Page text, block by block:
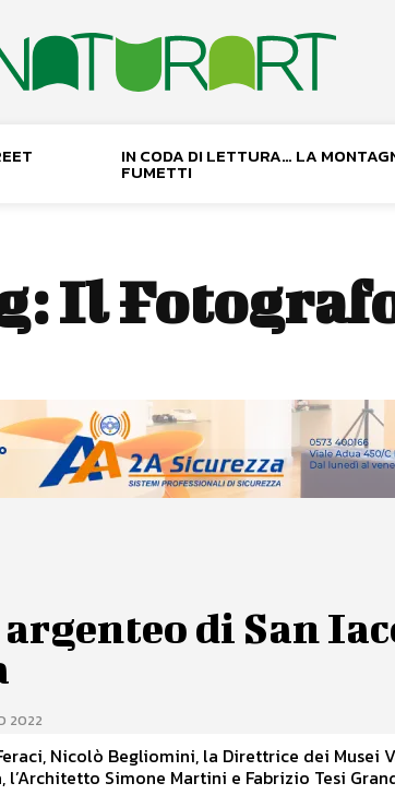
IN CODA DI LETTURA… LA
FUMETTI
Il
di San
2022
Nicolò Begliomini, la Direttrice dei Musei
Simone Martini e Fabrizio Tesi Grande